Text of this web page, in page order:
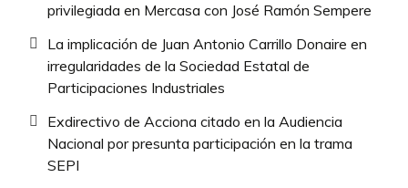
privilegiada en Mercasa con José Ramón Sempere
La implicación de Juan Antonio Carrillo Donaire en
irregularidades de la Sociedad Estatal de
Participaciones Industriales
Exdirectivo de Acciona citado en la Audiencia
Nacional por presunta participación en la trama
SEPI